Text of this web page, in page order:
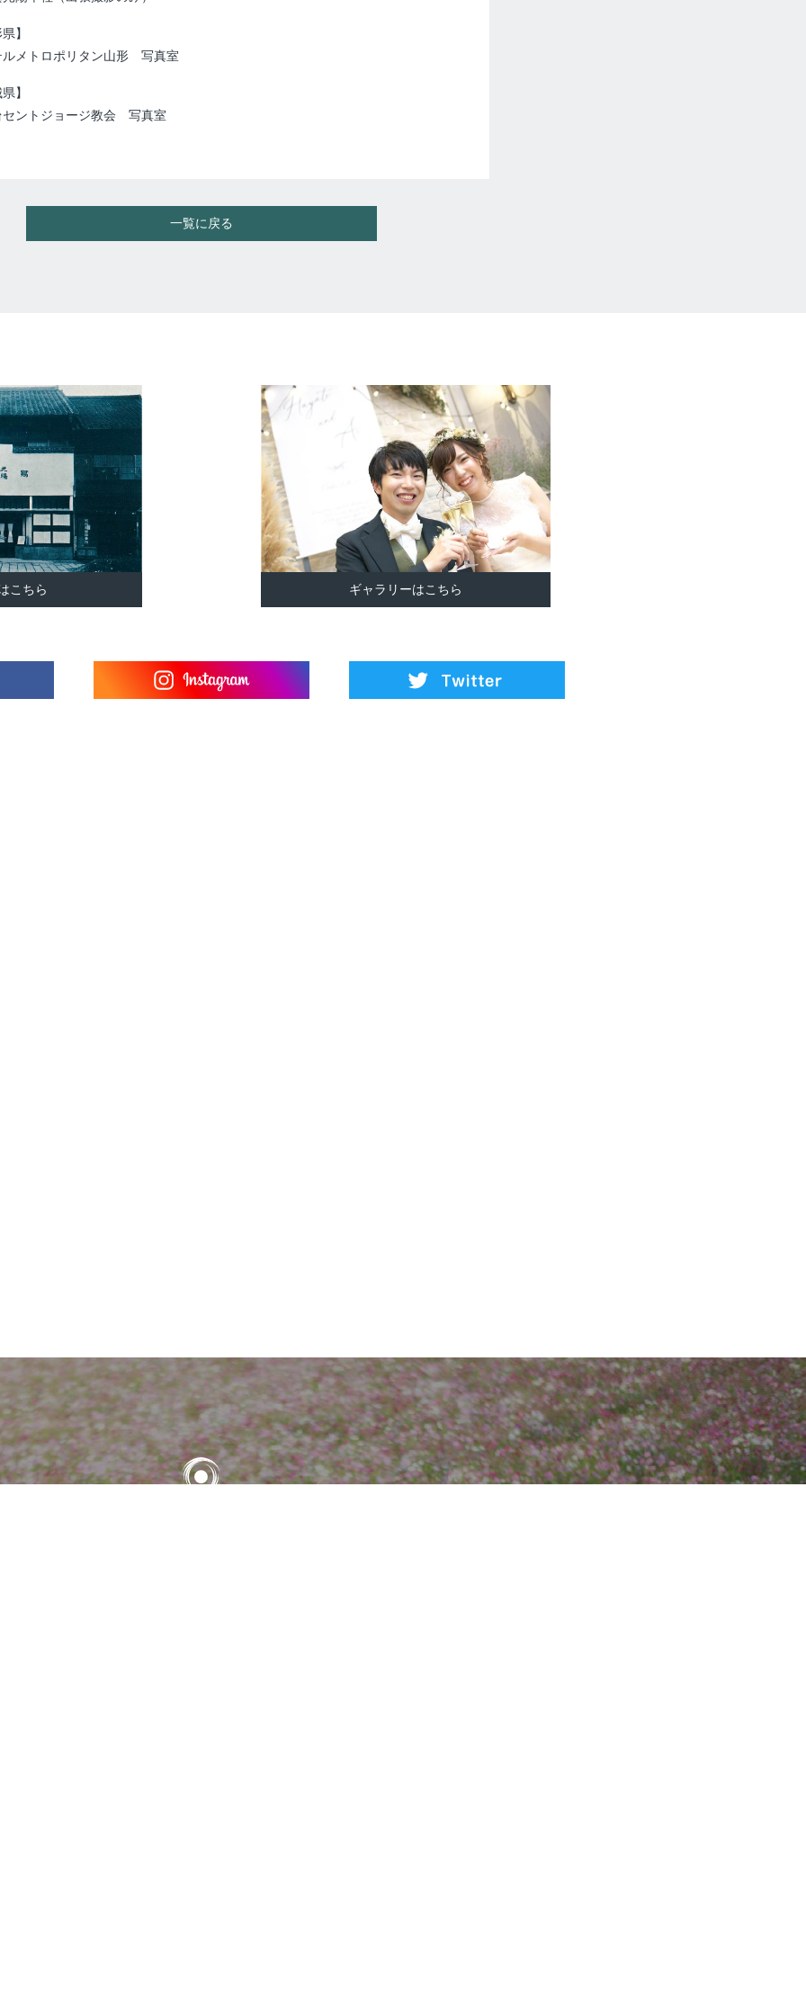
】
メトロポリタン山形 写真室
】
ントジョージ教会 写真室
一覧に戻る
こちら ギャラリーはこちら